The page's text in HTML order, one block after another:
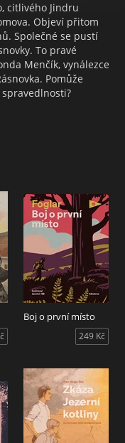
citlivého Jindru
Objeví přitom
Společné se pustí
To pravé
Menčík, vynálezce
Pomůže
Boj o první místo
249 Kč